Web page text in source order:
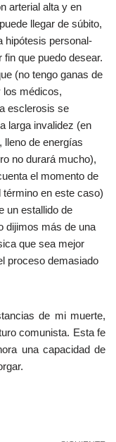
arterial alta y en
llegar de súbito,
hipótesis personal-
que puedo desear.
(no tengo ganas de
los médicos,
esclerosis se
larga invalidez (en
lleno de energías
no durará mucho),
el momento de
término en este caso)
un estallido de
dijimos más de una
que sea mejor
proceso demasiado
de mi muerte,
comunista. Esta fe
una capacidad de